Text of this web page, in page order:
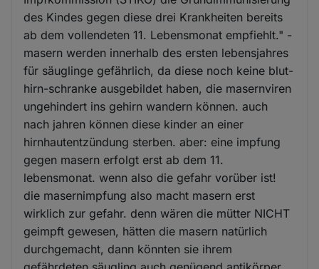
des Kindes gegen diese drei Krankheiten bereits
ab dem vollendeten 11. Lebensmonat empfiehlt." -
masern werden innerhalb des ersten lebensjahres
für säuglinge gefährlich, da diese noch keine blut-
hirn-schranke ausgebildet haben, die masernviren
ungehindert ins gehirn wandern können. auch
nach jahren können diese kinder an einer
hirnhautentzündung sterben. aber: eine impfung
gegen masern erfolgt erst ab dem 11.
lebensmonat. wenn also die gefahr vorüber ist!
die masernimpfung also macht masern erst
wirklich zur gefahr. denn wären die mütter NICHT
geimpft gewesen, hätten die masern natürlich
durchgemacht, dann könnten sie ihrem